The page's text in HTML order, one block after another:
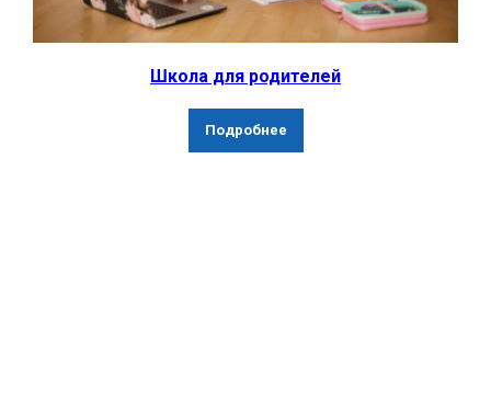
Школа для родителей
Подробнее